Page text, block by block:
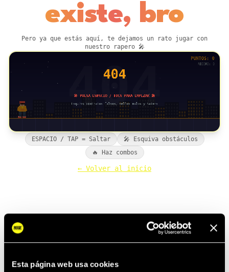
Esta página web usa cookies
existe, bro
Pero ya que estás aquí, te dejamos un rato jugar con
nuestro rapero 🎤
ESPACIO / TAP = Saltar
🎤 Esquiva obstáculos
🔥 Haz combos
← Volver al inicio